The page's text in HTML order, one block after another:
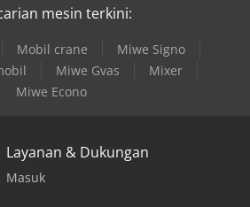
mesin terkini:
Mobil crane
Miwe Signo
Miwe Gvas
Mixer
Miwe Econo
Layanan & Dukungan
Masuk